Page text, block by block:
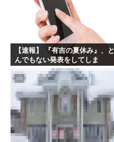
【速報】 『有吉の夏休み』、と
んでもない発表をしてしま
う！！！！！